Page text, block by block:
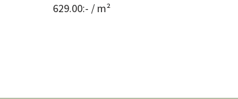
629.00:- / m²